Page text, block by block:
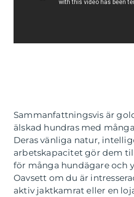
Sammanfattningsvis är
älskad hundras med
Deras vänliga natur,
arbetskapacitet gör dem
för många hundägare och
Oavsett om du är
aktiv jaktkamrat eller en